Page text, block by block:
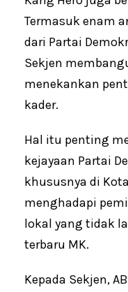
Termasuk enam
dari Partai
Sekjen
menekankan
kader.
Hal itu penting
kejayaan Partai
khususnya di
menghadapi
lokal yang tidak
terbaru MK.
Kepada Sekjen,